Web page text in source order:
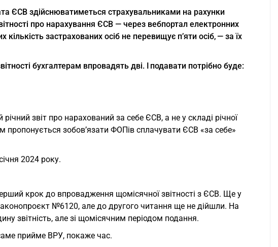
ЄСВ здійснюватиметься страхувальниками на рахунки
про нарахування ЄСВ — через вебпортал електронних
застрахованих осіб не перевищує п’яти осіб, — за їх
бухгалтерам впровадять дві. І подавати потрібно буде:
звіт про нарахований за себе ЄСВ, а не у складі річної
пропонується зобов’язати ФОПів сплачувати ЄСВ «за себе»
2024 року.
крок до впровадження щомісячної звітності з ЄСВ. Ще у
№6120, але до другого читання ще не дійшли. На
звітність, але зі щомісячним періодом подання.
прийме ВРУ, покаже час.